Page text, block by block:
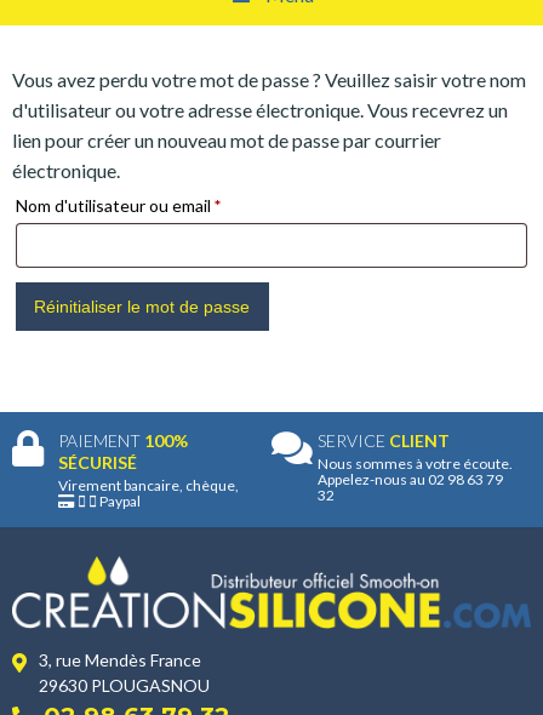
Vous avez perdu votre mot de passe ? Veuillez saisir votre nom
d'utilisateur ou votre adresse électronique. Vous recevrez un
lien pour créer un nouveau mot de passe par courrier
électronique.
Nom d'utilisateur ou email *Exigée
Réinitialiser le mot de passe
PAIEMENT 100%
SÉCURISÉ
Virement bancaire, chèque,
Paypal
SERVICE CLIENT
Nous sommes à votre écoute.
Appelez-nous au 02 98 63 79
32
3, rue Mendès France
29630 PLOUGASNOU